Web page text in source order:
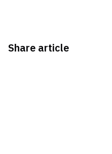
Share article